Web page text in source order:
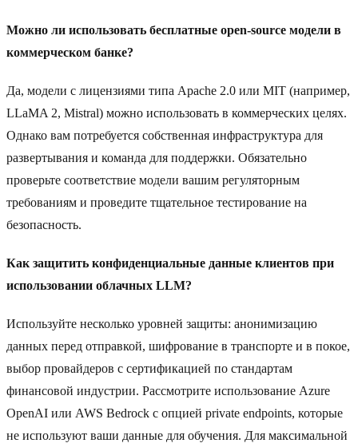
Можно ли использовать бесплатные open-source модели в
коммерческом банке?
Да, модели с лицензиями типа Apache 2.0 или MIT (например,
LLaMA 2, Mistral) можно использовать в коммерческих целях.
Однако вам потребуется собственная инфраструктура для
развертывания и команда для поддержки. Обязательно
проверьте соответствие модели вашим регуляторным
требованиям и проведите тщательное тестирование на
безопасность.
Как защитить конфиденциальные данные клиентов при
использовании облачных LLM?
Используйте несколько уровней защиты: анонимизацию
данных перед отправкой, шифрование в транспорте и в покое,
выбор провайдеров с сертификацией по стандартам
финансовой индустрии. Рассмотрите использование Azure
OpenAI или AWS Bedrock с опцией private endpoints, которые
не используют ваши данные для обучения. Для максимальной